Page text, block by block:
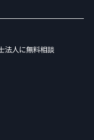
法人に無料相談